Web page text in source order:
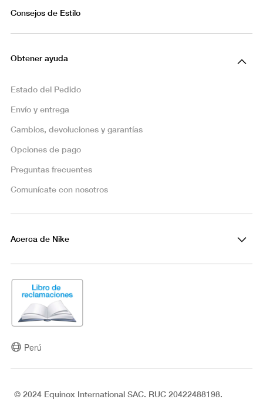
Consejos de Estilo
Obtener ayuda
Estado del Pedido
Envío y entrega
Cambios, devoluciones y garantías
Opciones de pago
Preguntas frecuentes
Comunícate con nosotros
Acerca de Nike
Perú
© 2024 Equinox International SAC. RUC 20422488198.